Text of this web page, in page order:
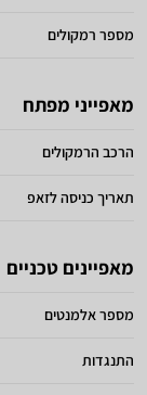
מספר רמקולים
מאפייני מפתח
הרכב הרמקולים
תאריך כניסה לזאפ
מאפיינים טכניים
מספר אלמנטים
התנגדות